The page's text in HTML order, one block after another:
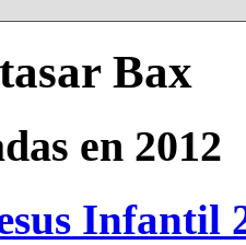
Bax
en 2012
Infantil